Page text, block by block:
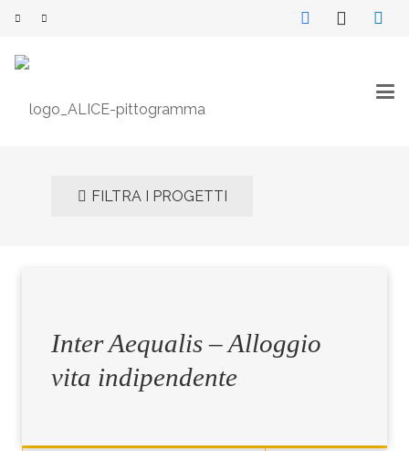
FILTRA I PROGETTI
Inter Aequalis – Alloggio
vita indipendente